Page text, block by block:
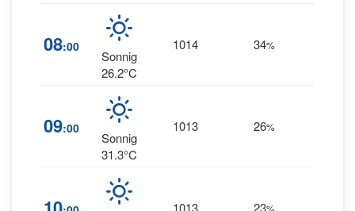
08:00
Sonnig
26.2°C
1014 34%
09:00
Sonnig
31.3°C
1013 26%
1013 23%